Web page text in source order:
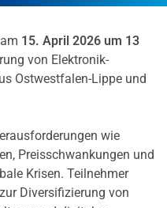
15. April 2026 um 13
von Elektronik-
Ostwestfalen-Lippe und
wie
Preisschwankungen und
Krisen. Teilnehmer
Diversifizierung von